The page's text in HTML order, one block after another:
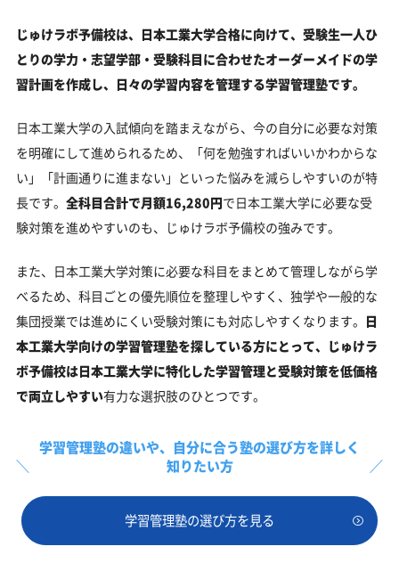
じゅけラボ予備校は、日本工業大学合格に向けて、受験生一人ひ
とりの学力・志望学部・受験科目に合わせたオーダーメイドの学
習計画を作成し、日々の学習内容を管理する学習管理塾です。
日本工業大学の入試傾向を踏まえながら、今の自分に必要な対策
を明確にして進められるため、「何を勉強すればいいかわからな
い」「計画通りに進まない」といった悩みを減らしやすいのが特
長です。 全科目合計で月額16,280円で日本工業大学に必要な受
験対策を進めやすいのも、じゅけラボ予備校の強みです。
また、日本工業大学対策に必要な科目をまとめて管理しながら学
べるため、科目ごとの優先順位を整理しやすく、独学や一般的な
集団授業では進めにくい受験対策にも対応しやすくなります。 日
本工業大学向けの学習管理塾を探している方にとって、じゅけラ
ボ予備校は日本工業大学に特化した学習管理と受験対策を低価格
で両立しやすい有力な選択肢のひとつです。
学習管理塾の違いや、 自分に合う塾の選び方を詳しく
知りたい方
学習管理塾の選び方を見る